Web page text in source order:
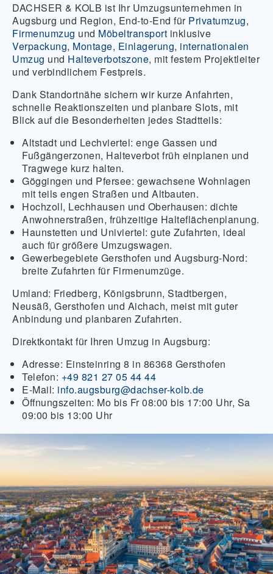
DACHSER & KOLB ist Ihr Umzugsunternehmen in
Augsburg und Region, End-to-End für Privatumzug,
Firmenumzug und Möbeltransport inklusive
Verpackung, Montage, Einlagerung, internationalen
Umzug und Halteverbotszone, mit festem Projektleiter
und verbindlichem Festpreis.
Dank Standortnähe sichern wir kurze Anfahrten,
schnelle Reaktionszeiten und planbare Slots, mit
Blick auf die Besonderheiten jedes Stadtteils:
Altstadt und Lechviertel: enge Gassen und
Fußgängerzonen, Halteverbot früh einplanen und
Tragwege kurz halten.
Göggingen und Pfersee: gewachsene Wohnlagen
mit teils engen Straßen und Altbauten.
Hochzoll, Lechhausen und Oberhausen: dichte
Anwohnerstraßen, frühzeitige Halteflächenplanung.
Haunstetten und Univiertel: gute Zufahrten, ideal
auch für größere Umzugswagen.
Gewerbegebiete Gersthofen und Augsburg-Nord:
breite Zufahrten für Firmenumzüge.
Umland: Friedberg, Königsbrunn, Stadtbergen,
Neusäß, Gersthofen und Aichach, meist mit guter
Anbindung und planbaren Zufahrten.
Direktkontakt für Ihren Umzug in Augsburg:
Adresse: Einsteinring 8 in 86368 Gersthofen
Telefon: +49 821 27 05 44 44
E-Mail: info.augsburg@dachser-kolb.de
Öffnungszeiten: Mo bis Fr 08:00 bis 17:00 Uhr, Sa
09:00 bis 13:00 Uhr